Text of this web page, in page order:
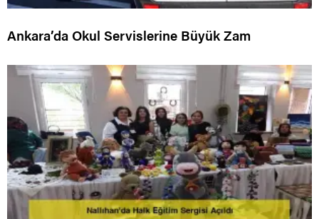
Ankara’da Okul Servislerine Büyük Zam